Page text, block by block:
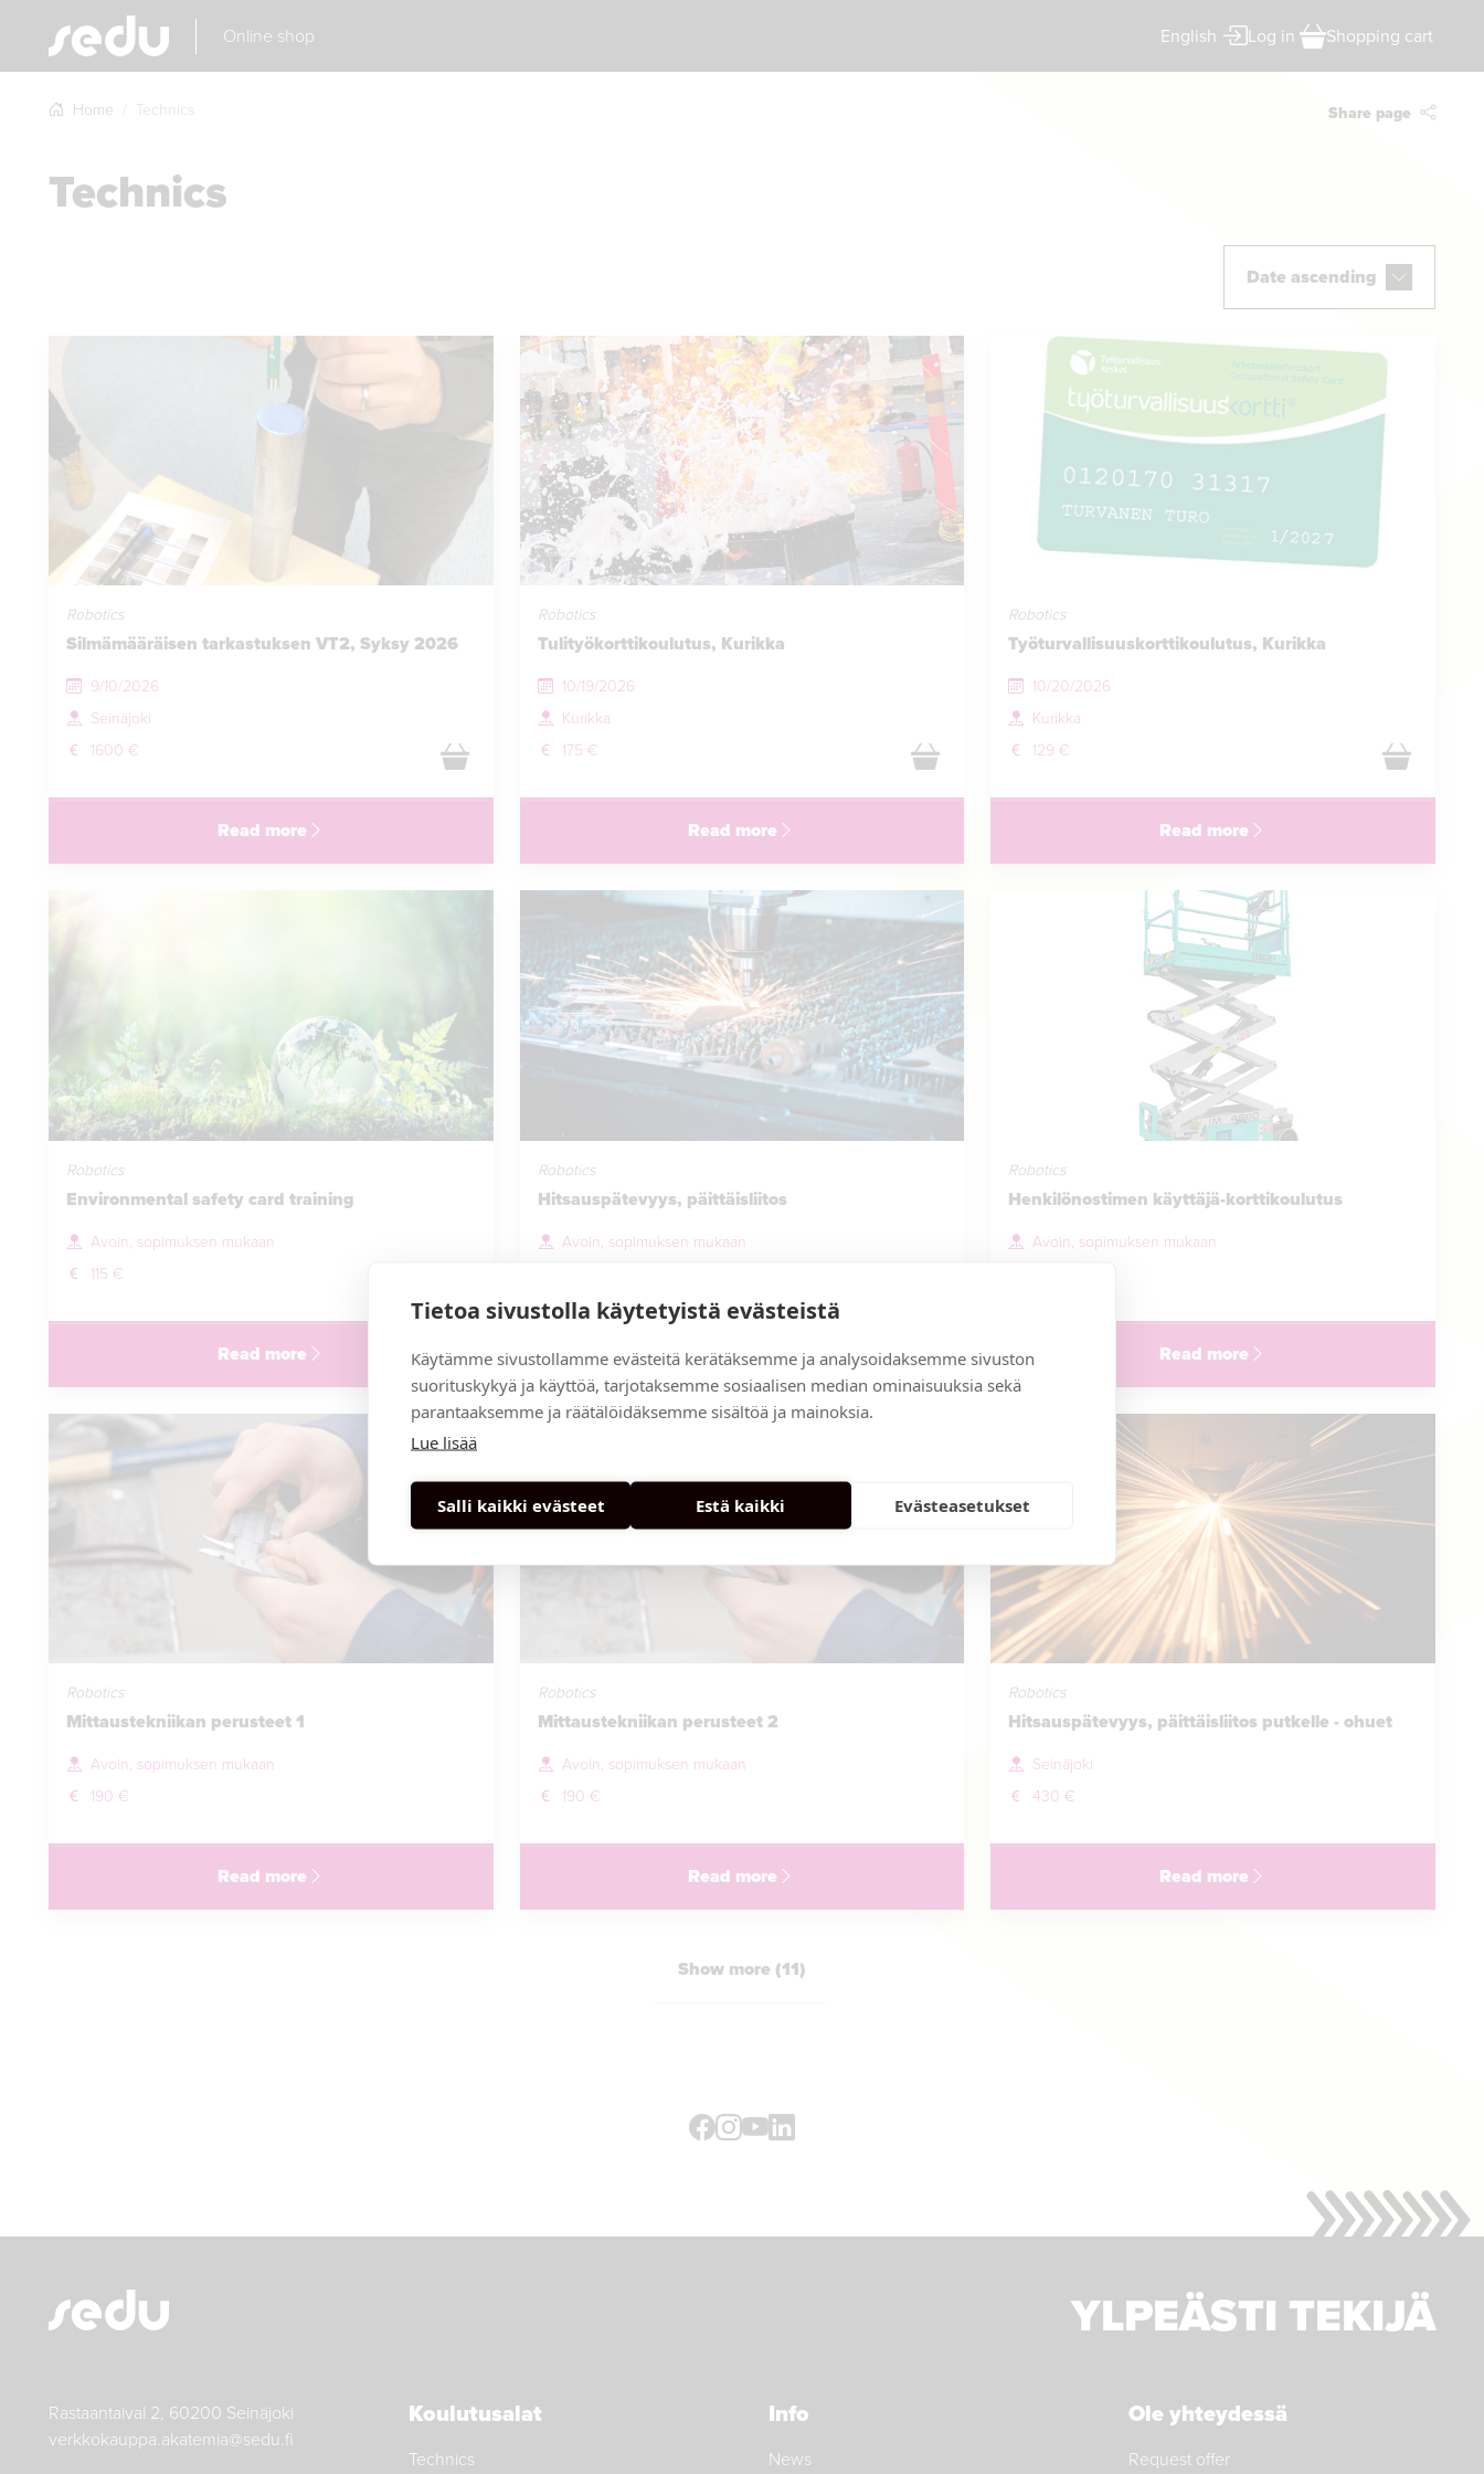
Online shop English Log in Shopping cart
Home Technics Share page
Technics
Date ascending
Robotics
Silmämääräisen tarkastuksen VT2, Syksy 2026
9/10/2026
Seinäjoki
1600 €
Read more
Robotics
Tulityökorttikoulutus, Kurikka
10/19/2026
Kurikka
175 €
Read more
Robotics
Työturvallisuuskorttikoulutus, Kurikka
10/20/2026
Kurikka
129 €
Read more
Robotics
Environmental safety card training
Avoin, sopimuksen mukaan
115 €
Read more
Robotics
Hitsauspätevyys, päittäisliitos
Avoin, sopimuksen mukaan
Read more
Robotics
Henkilönostimen käyttäjä-korttikoulutus
Avoin, sopimuksen mukaan
Read more
Robotics
Mittaustekniikan perusteet 1
Avoin, sopimuksen mukaan
190 €
Read more
Robotics
Mittaustekniikan perusteet 2
Avoin, sopimuksen mukaan
190 €
Read more
Robotics
Hitsauspätevyys, päittäisliitos putkelle - ohuet
Seinäjoki
430 €
Read more
Show more (11)
Facebook
Instagram
Youtube
LinkedIn
YLPEÄSTI TEKIJÄ
Rastaantaival 2, 60200 Seinäjoki
verkkokauppa.akatemia@sedu.fi
Koulutusalat
Technics
Info
News
Ole yhteydessä
Request offer
Tietoa sivustolla käytetyistä evästeistä
Käytämme sivustollamme evästeitä kerätäksemme ja analysoidaksemme sivuston
suorituskykyä ja käyttöä, tarjotaksemme sosiaalisen median ominaisuuksia sekä
parantaaksemme ja räätälöidäksemme sisältöä ja mainoksia.
Lue lisää
Salli kaikki evästeet Estä kaikki Evästeasetukset